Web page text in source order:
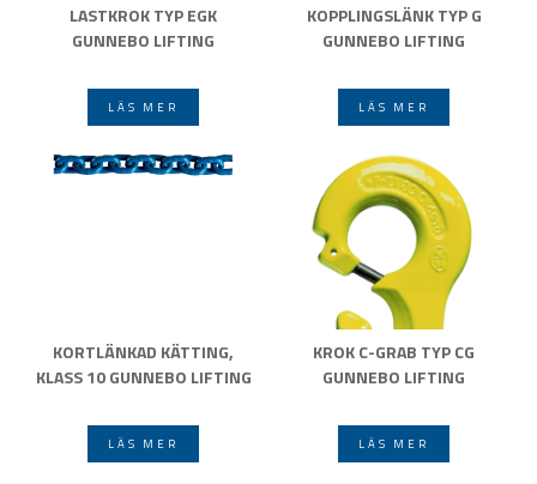
LASTKROK TYP EGK
GUNNEBO LIFTING
LÄS MER
KOPPLINGSLÄNK TYP G
GUNNEBO LIFTING
LÄS MER
KORTLÄNKAD KÄTTING,
KLASS 10 GUNNEBO LIFTING
LÄS MER
KROK C-GRAB TYP CG
GUNNEBO LIFTING
LÄS MER